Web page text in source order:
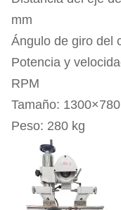
mm
Ángulo de giro del
Potencia y
RPM
Tamaño:
Peso: 280 kg